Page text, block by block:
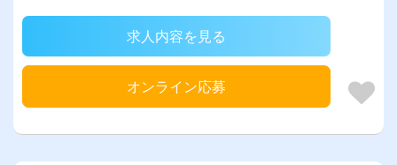
求人内容を見る
オンライン応募